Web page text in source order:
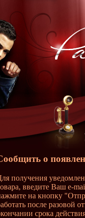
о
получения
введите Ваш e-
на кнопку
после разовой
срока